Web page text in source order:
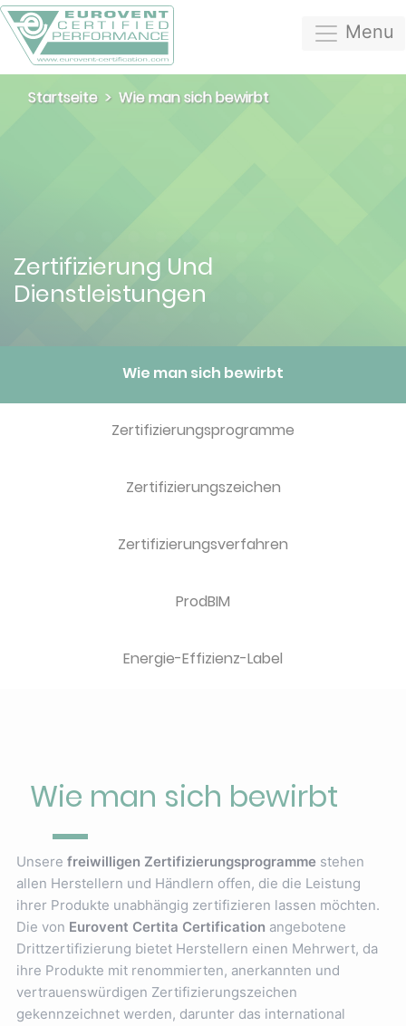
Menu
Startseite Wie man sich bewirbt
Zertifizierung Und
Dienstleistungen
Wie man sich bewirbt
Zertifizierungsprogramme
Zertifizierungszeichen
Zertifizierungsverfahren
ProdBIM
Energie-Effizienz-Label
Wie man sich bewirbt
Unsere freiwilligen Zertifizierungsprogramme stehen
allen Herstellern und Händlern offen, die die Leistung
ihrer Produkte unabhängig zertifizieren lassen möchten.
Die von Eurovent Certita Certification angebotene
Drittzertifizierung bietet Herstellern einen Mehrwert, da
ihre Produkte mit renommierten, anerkannten und
vertrauenswürdigen Zertifizierungszeichen
gekennzeichnet werden, darunter das international